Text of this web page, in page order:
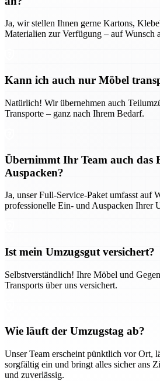
Ja, wir stellen Ihnen gerne Kartons,
Materialien zur Verfügung – auf Wunsch
Kann ich auch nur Möbel
Natürlich! Wir übernehmen auch
Transporte – ganz nach Ihrem Bedarf.
Übernimmt Ihr Team auch das
Auspacken?
Ja, unser Full-Service-Paket umfasst auf
professionelle Ein- und Auspacken Ihrer
Ist mein Umzugsgut versichert?
Selbstverständlich! Ihre Möbel und
Transports über uns versichert.
Wie läuft der Umzugstag ab?
Unser Team erscheint pünktlich vor Ort,
sorgfältig ein und bringt alles sicher ans
und zuverlässig.